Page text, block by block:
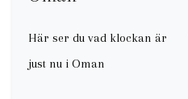
Här ser du vad klockan är
just nu i Oman